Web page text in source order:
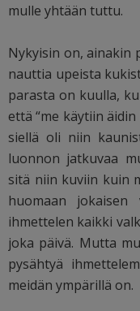
mulle yhtään tuttu.
Nykyisin on, ainakin
nauttia upeista
parasta on kuulla,
että “me käytiin
siellä oli niin
luonnon jatkuvaa
sitä niin kuviin kuin
huomaan
ihmettelen kaikki
joka päivä. Mutta
pysähtyä
meidän ympärillä on.